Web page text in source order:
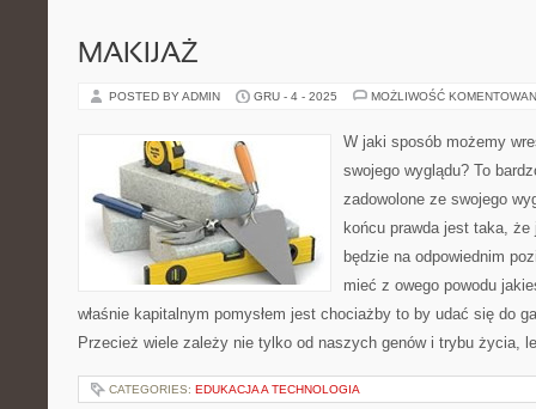
MAKIJAŻ
POSTED BY ADMIN GRU - 4 - 2025 MOŻLIWOŚĆ
W jaki sposób możemy
swojego wyglądu? To
zadowolone ze swojego
końcu prawda jest taka,
będzie na odpowiednim
mieć z owego powodu
właśnie kapitalnym pomysłem jest chociażby to by udać się do
Przecież wiele zależy nie tylko od naszych genów i trybu życia,
CATEGORIES: EDUKACJA A TECHNOLOGIA